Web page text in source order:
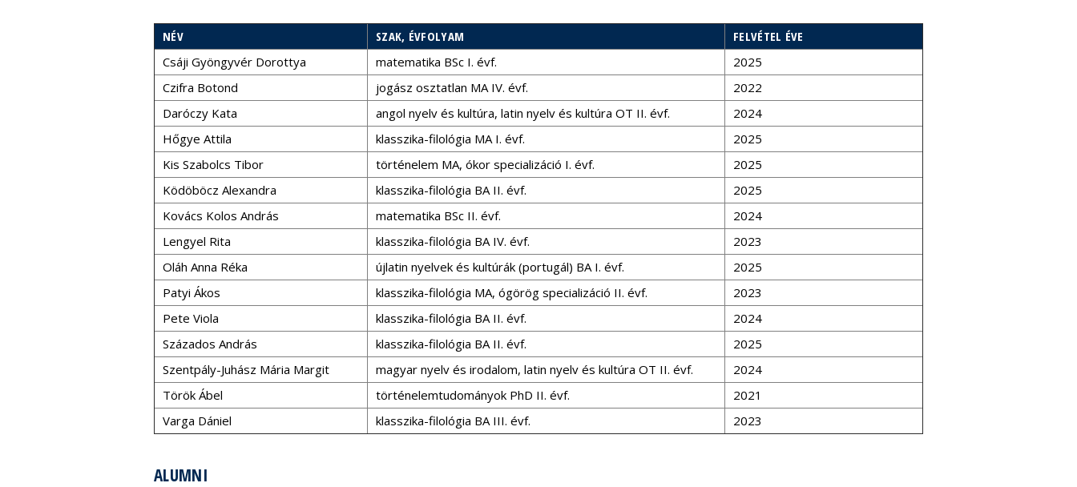
NÉV SZAK, ÉVFOLYAM
FELVÉTEL ÉVE
Csáji Gyöngyvér Dorottya
matematika BSc I. évf.
2025
Czifra Botond
jogász osztatlan MA IV. évf.
2022
Daróczy Kata
angol nyelv és kultúra, latin nyelv és kultúra OT II. évf.
2024
Hőgye Attila
klasszika-filológia MA I. évf.
2025
Kis Szabolcs Tibor
történelem MA, ókor specializáció I. évf.
2025
Ködöböcz Alexandra
klasszika-filológia BA II. évf.
2025
Kovács Kolos András
matematika BSc II. évf.
2024
Lengyel Rita
klasszika-filológia BA IV. évf.
2023
Oláh Anna Réka
újlatin nyelvek és kultúrák (portugál) BA I. évf.
2025
Patyi Ákos
klasszika-filológia MA, ógörög specializáció II. évf.
2023
Pete Viola
klasszika-filológia BA II. évf.
2024
Százados András
klasszika-filológia BA II. évf.
2025
Szentpály-Juhász Mária Margit
magyar nyelv és irodalom, latin nyelv és kultúra OT II. évf.
2024
Török Ábel
történelemtudományok PhD II. évf.
2021
Varga Dániel
klasszika-filológia BA III. évf. 2023
ALUMNI